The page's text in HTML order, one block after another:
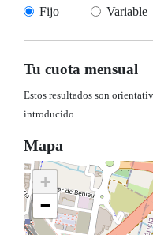
Fijo Variable
Tu cuota mensual
Estos resultados son
introducido.
Mapa
+
−